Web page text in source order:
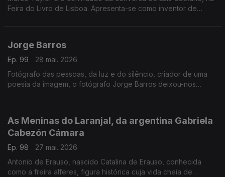
Feira do Livro de Lisboa. Apresenta-se como inventor de
de ter um livro na mão.
Jorge Barros
Ep. 99
28 mai. 2026
Fotógrafo das pessoas, da luz e do silêncio, criador de uma
poesia da imagem, o fotógrafo Jorge Barros deixou-nos
As Meninas do Laranjal, da argentina Gabriela
Cabezón Cámara
Ep. 98
27 mai. 2026
Antonio de Erauso, nascido Catalina de Erauso, conhecida
como a freira alferes, figura histórica cuja vida cheia de